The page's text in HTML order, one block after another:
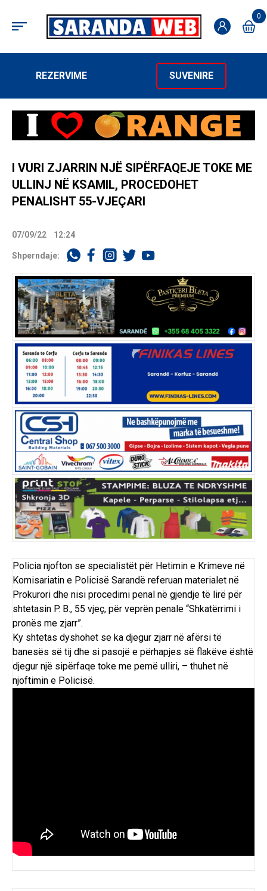
0
REZERVIME SUVENIRE
I VURI ZJARRIN NJË SIPËRFAQEJE TOKE ME
ULLINJ NË KSAMIL, PROCEDOHET
PENALISHT 55-VJEÇARI
07/09/22 12:24
Shperndaje:
Policia njofton se specialistët për Hetimin e Krimeve në
Komisariatin e Policisë Sarandë referuan materialet në
Prokurori dhe nisi procedimi penal në gjendje të lirë për
shtetasin P. B., 55 vjeç, për veprën penale “Shkatërrimi i
pronës me zjarr”.
Ky shtetas dyshohet se ka djegur zjarr në afërsi të
banesës së tij dhe si pasojë e përhapjes së flakëve është
djegur një sipërfaqe toke me pemë ulliri, – thuhet në
njoftimin e Policisë.